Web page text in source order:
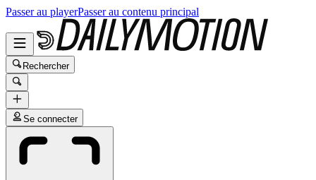
Passer au playerPasser au contenu principal
Rechercher
Se connecter